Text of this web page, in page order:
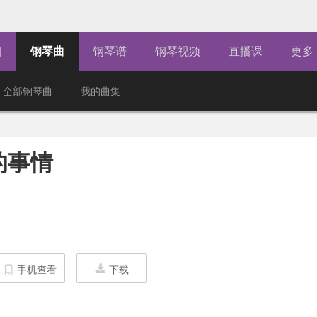
钢琴曲 钢琴谱 钢琴视频 直播课 更多
全部钢琴曲 我的曲集
事情
手机查看 下载